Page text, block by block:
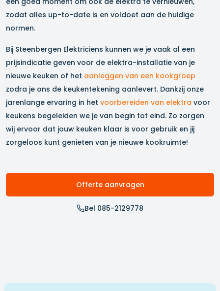
zodat alles up-to-date is en voldoet aan de huidige
normen.
Bij Steenbergen Elektriciens kunnen we je vaak al een
prijsindicatie geven voor de elektra-installatie van je
nieuwe keuken of het aanleggen van een kookgroep
zodra je ons de keukentekening aanlevert. Dankzij onze
jarenlange ervaring in het voorbereiden van elektra voor
keukens begeleiden we je van begin tot eind. Zo zorgen
wij ervoor dat jouw keuken klaar is voor gebruik en jij
zorgeloos kunt genieten van je nieuwe kookruimte!
Offerte aanvragen
Bel 085-2129778